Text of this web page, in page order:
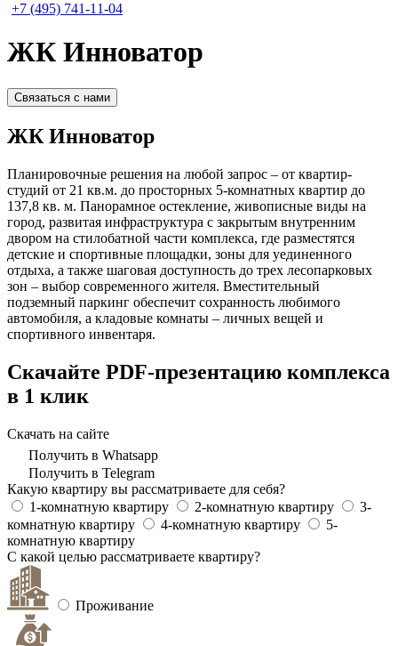
+7 (495) 741-11-04
ЖК Инноватор
Связаться с нами
ЖК Инноватор
Планировочные решения на любой запрос – от квартир-
студий от 21 кв.м. до просторных 5-комнатных квартир до
137,8 кв. м. Панорамное остекление, живописные виды на
город, развитая инфраструктура с закрытым внутренним
двором на стилобатной части комплекса, где разместятся
детские и спортивные площадки, зоны для уединенного
отдыха, а также шаговая доступность до трех лесопарковых
зон – выбор современного жителя. Вместительный
подземный паркинг обеспечит сохранность любимого
автомобиля, а кладовые комнаты – личных вещей и
спортивного инвентаря.
Скачайте PDF-презентацию комплекса
в 1 клик
Скачать на сайте
Получить в Whatsapp
Получить в Telegram
Какую квартиру вы рассматриваете для себя?
1-комнатную квартиру
2-комнатную квартиру
3-
комнатную квартиру
4-комнатную квартиру
5-
комнатную квартиру
С какой целью рассматриваете квартиру?
Проживание